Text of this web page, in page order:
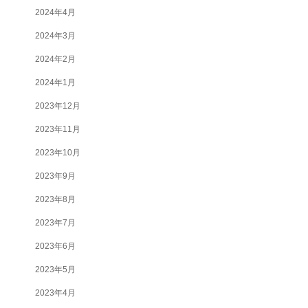
2024年4月
2024年3月
2024年2月
2024年1月
2023年12月
2023年11月
2023年10月
2023年9月
2023年8月
2023年7月
2023年6月
2023年5月
2023年4月